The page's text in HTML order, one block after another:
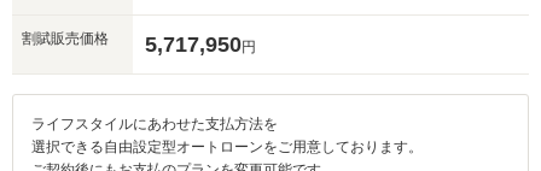
割賦販売価格 5,717,950円
ライフスタイルにあわせた支払方法を
選択できる自由設定型オートローンをご用意しております。